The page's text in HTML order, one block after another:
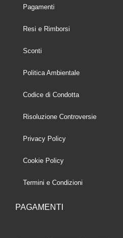
Pagamenti
Resi e Rimborsi
Sconti
Politica Ambientale
Codice di Condotta
Risoluzione Controversie
Privacy Policy
Cookie Policy
Termini e Condizioni
PAGAMENTI